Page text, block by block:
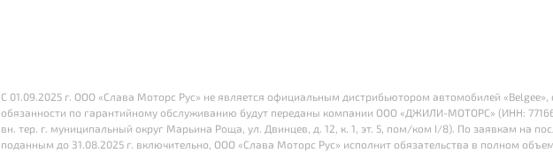
С 01.09.2025 г. ООО «Слава Моторс Рус» не является официальным дистрибьютором автомобилей «Belgee»,
обязанности по гарантийному обслуживанию будут переданы компании ООО «ДЖИЛИ-МОТОРС» (ИНН:
вн. тер. г. муниципальный округ Марьина Роща, ул. Двинцев, д. 12, к. 1, эт. 5, пом/ком I/8). По заявкам на
поданным до 31.08.2025 г. включительно, ООО «Слава Моторс Рус» исполнит обязательства в полном